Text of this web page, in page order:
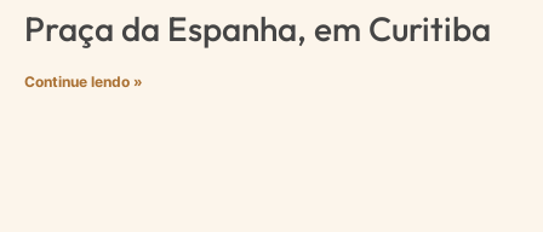
Praça da Espanha, em Curitiba
Continue lendo »